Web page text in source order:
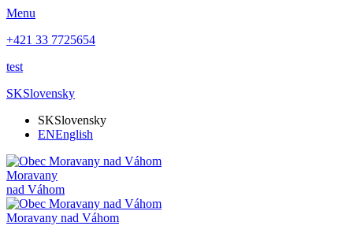
Menu
+421 33 7725654
test
SKSlovensky
SKSlovensky
ENEnglish
Moravany
nad Váhom
Moravany nad Váhom